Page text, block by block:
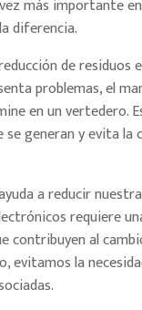
más importante
diferencia.
de residuos
problemas, el
en un vertedero.
generan y evita la
a reducir
requiere
contribuyen al
evitamos la